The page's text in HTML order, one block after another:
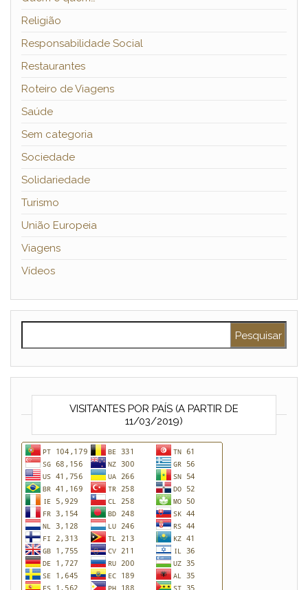
Religião
Responsabilidade Social
Restaurantes
Roteiro de Viagens
Saúde
Sem categoria
Sociedade
Solidariedade
Turismo
União Europeia
Viagens
Vídeos
VISITANTES POR PAÍS (A PARTIR DE
11/03/2019)